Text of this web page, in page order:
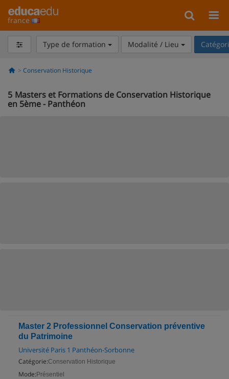
france
Type de formation Modalité / Lieu
Conservation Historique
5 Masters et Formations de Conservation Historique
en 5ème - Panthéon
Master 2 Professionnel Conservation préventive
du Patrimoine
Université Paris 1 Panthéon-Sorbonne
Catégorie:Conservation Historique
Mode: Présentiel